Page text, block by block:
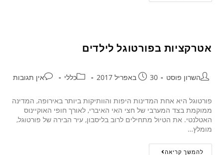
אטרקציות בפורטוגל לילדים
השרון פוסט 30 באפריל 2017 כללי אין תגובות
פורטוגל היא אחת המדינות היפות והוותיקות ביותר באירופה, המדינה
ממוקמת בצד המערבי של חצי האי האיברי, לאורך חופי האוקיינוס
האטלנטי. את הטיול מתחילים לרוב בליסבון, עיר הבירה של פורטוגל,
מומלץ…
להמשך קריאה